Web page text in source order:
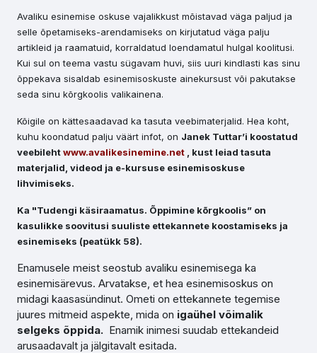
Avaliku esinemise oskuse vajalikkust mõistavad väga paljud ja
selle õpetamiseks-arendamiseks on kirjutatud väga palju
artikleid ja raamatuid, korraldatud loendamatul hulgal koolitusi.
Kui sul on teema vastu sügavam huvi, siis uuri kindlasti kas sinu
õppekava sisaldab esinemisoskuste ainekursust või pakutakse
seda sinu kõrgkoolis valikainena.
Kõigile on kättesaadavad ka tasuta veebimaterjalid. Hea koht,
kuhu koondatud palju väärt infot, on Janek Tuttar’i koostatud
veebilehtwww.avalikesinemine.net , kust leiad tasuta
materjalid, videod ja e-kursuse esinemisoskuse
lihvimiseks.
Ka "Tudengi käsiraamatus. Õppimine kõrgkoolis” on
kasulikke soovitusi suuliste ettekannete koostamiseks ja
esinemiseks (peatükk 58).
Enamusele meist seostub avaliku esinemisega ka
esinemisärevus. Arvatakse, et hea esinemisoskus on
midagi kaasasündinut. Ometi on ettekannete tegemise
juures mitmeid aspekte, mida on igaühel võimalik
selgeks õppida. Enamik inimesi suudab ettekandeid
arusaadavalt ja jälgitavalt esitada.